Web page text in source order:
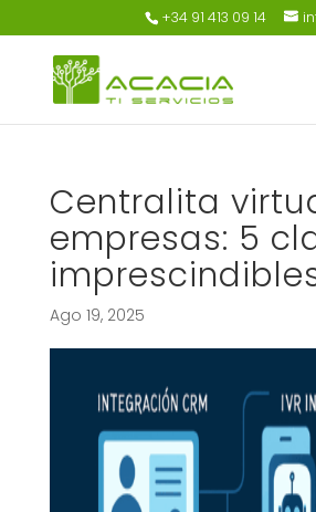
+34 91 413 09 14
Centralita
empresas: 5
Ago 19, 2025